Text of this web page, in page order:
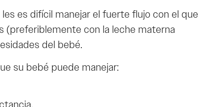
es difícil manejar el fuerte flujo con el que
(preferiblemente con la leche materna
del bebé.
su bebé puede manejar: